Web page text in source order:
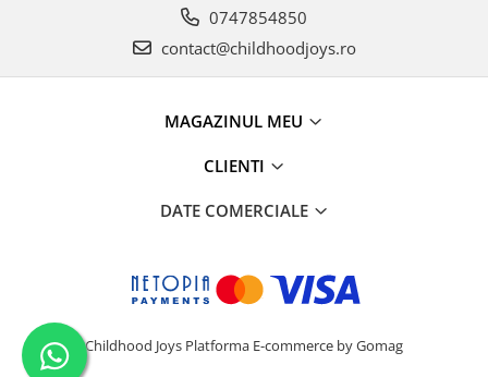
0747854850
contact@childhoodjoys.ro
MAGAZINUL MEU
CLIENTI
DATE COMERCIALE
Childhood Joys Platforma E-commerce by Gomag